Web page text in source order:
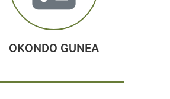
OKONDO GUNEA